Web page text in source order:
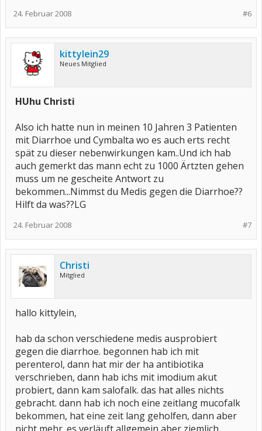
#6
24. Februar 2008
kittylein29
Neues Mitglied
HUhu Christi
Also ich hatte nun in meinen 10 Jahren 3 Patienten
mit Diarrhoe und Cymbalta wo es auch erts recht
spät zu dieser nebenwirkungen kam..Und ich hab
auch gemerkt das mann echt zu 1000 Ärtzten gehen
muss um ne gescheite Antwort zu
bekommen...Nimmst du Medis gegen die Diarrhoe??
Hilft da was??LG
#7
24. Februar 2008
Christi
Mitglied
hallo kittylein,
hab da schon verschiedene medis ausprobiert
gegen die diarrhoe. begonnen hab ich mit
perenterol, dann hat mir der ha antibiotika
verschrieben, dann hab ichs mit imodium akut
probiert, dann kam salofalk. das hat alles nichts
gebracht. dann hab ich noch eine zeitlang mucofalk
bekommen, hat eine zeit lang geholfen, dann aber